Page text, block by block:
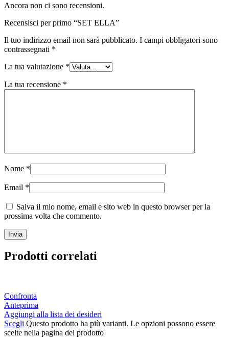
Ancora non ci sono recensioni.
Recensisci per primo “SET ELLA”
Il tuo indirizzo email non sarà pubblicato. I campi obbligatori sono
contrassegnati *
La tua valutazione *
La tua recensione *
Nome *
Email *
Salva il mio nome, email e sito web in questo browser per la
prossima volta che commento.
Prodotti correlati
Confronta
Anteprima
Aggiungi alla lista dei desideri
Scegli Questo prodotto ha più varianti. Le opzioni possono essere
scelte nella pagina del prodotto